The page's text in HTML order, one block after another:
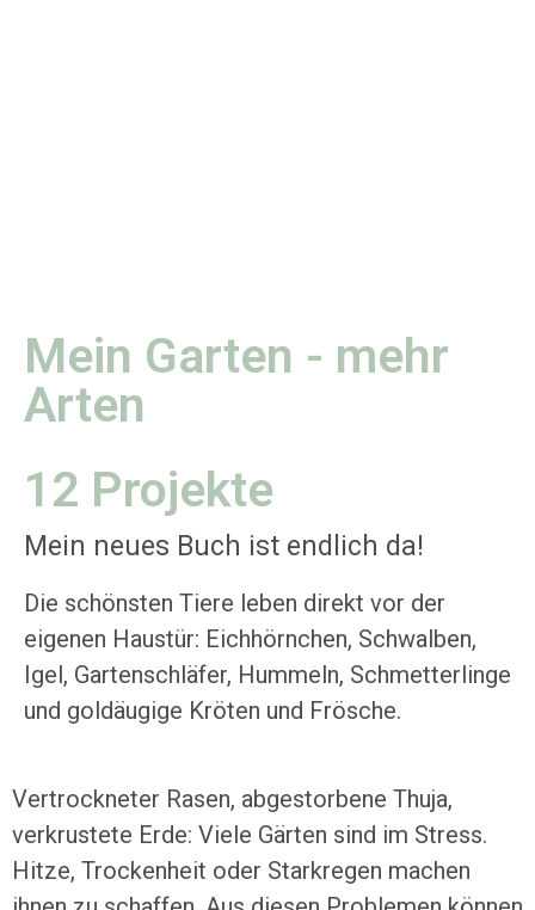
Mein Garten - mehr
Arten
12 Projekte
Mein neues Buch ist endlich da!
Die schönsten Tiere leben direkt vor der
eigenen Haustür: Eichhörnchen, Schwalben,
Igel, Gartenschläfer, Hummeln, Schmetterlinge
und goldäugige Kröten und Frösche.
Vertrockneter Rasen, abgestorbene Thuja,
verkrustete Erde: Viele Gärten sind im Stress.
Hitze, Trockenheit oder Starkregen machen